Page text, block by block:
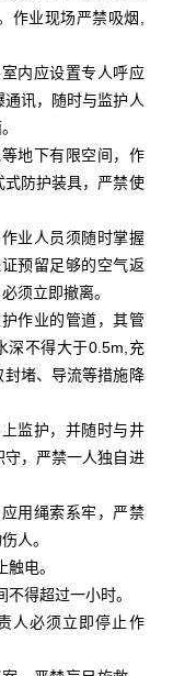
作业现场严禁吸烟,
内应设置专人呼应
讯，随时与监护人
地下有限空间，作
防护装具，严禁使
业人员须随时掌握
预留足够的空气返
须立即撤离。
作业的管道，其管
深不得大于0.5m,充
堵、导流等措施降
监护，并随时与井
，严禁一人独自进
用绳索系牢，严禁
人。
电。
得超过一小时。
人必须立即停止作